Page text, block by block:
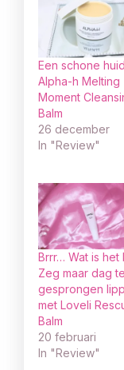
Een schone
Alpha-h Melting
Moment
Balm
26 december
In "Review"
Brrr… Wat is het
Zeg maar dag
gesprongen
met Loveli
Balm
20 februari
In "Review"